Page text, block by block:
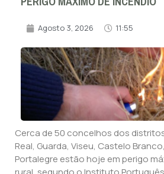
Agosto 3, 2026 11:55
Cerca de 50 concelhos dos
Real, Guarda, Viseu, Castelo
Portalegre estão hoje em perigo